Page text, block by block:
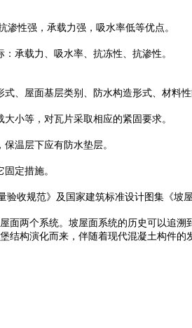
性强，承载力强，吸水率低等优点。
承载力、吸水率、抗冻性、抗渗性。
、屋面基层类别、防水构造形式、材料
小等，对瓦片采取相应的紧固要求。
温层下应有防水垫层。
定措施。
验收规范》及国家建筑标准设计图集《坡
面两个系统。坡屋面系统的历史可以追
结构演化而来，伴随着现代混凝土构件的